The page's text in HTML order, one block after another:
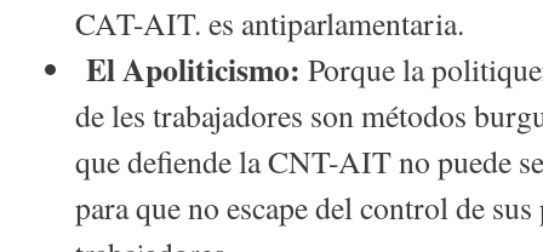
CAT-AIT. es antiparlamentaria.
El Apoliticismo:Porque la
de les trabajadores son métodos
que defiende la CNT-AIT no puede
para que no escape del control de